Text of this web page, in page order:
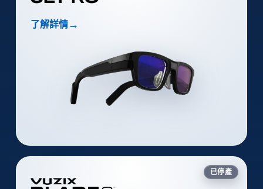
了解詳情→
已停產